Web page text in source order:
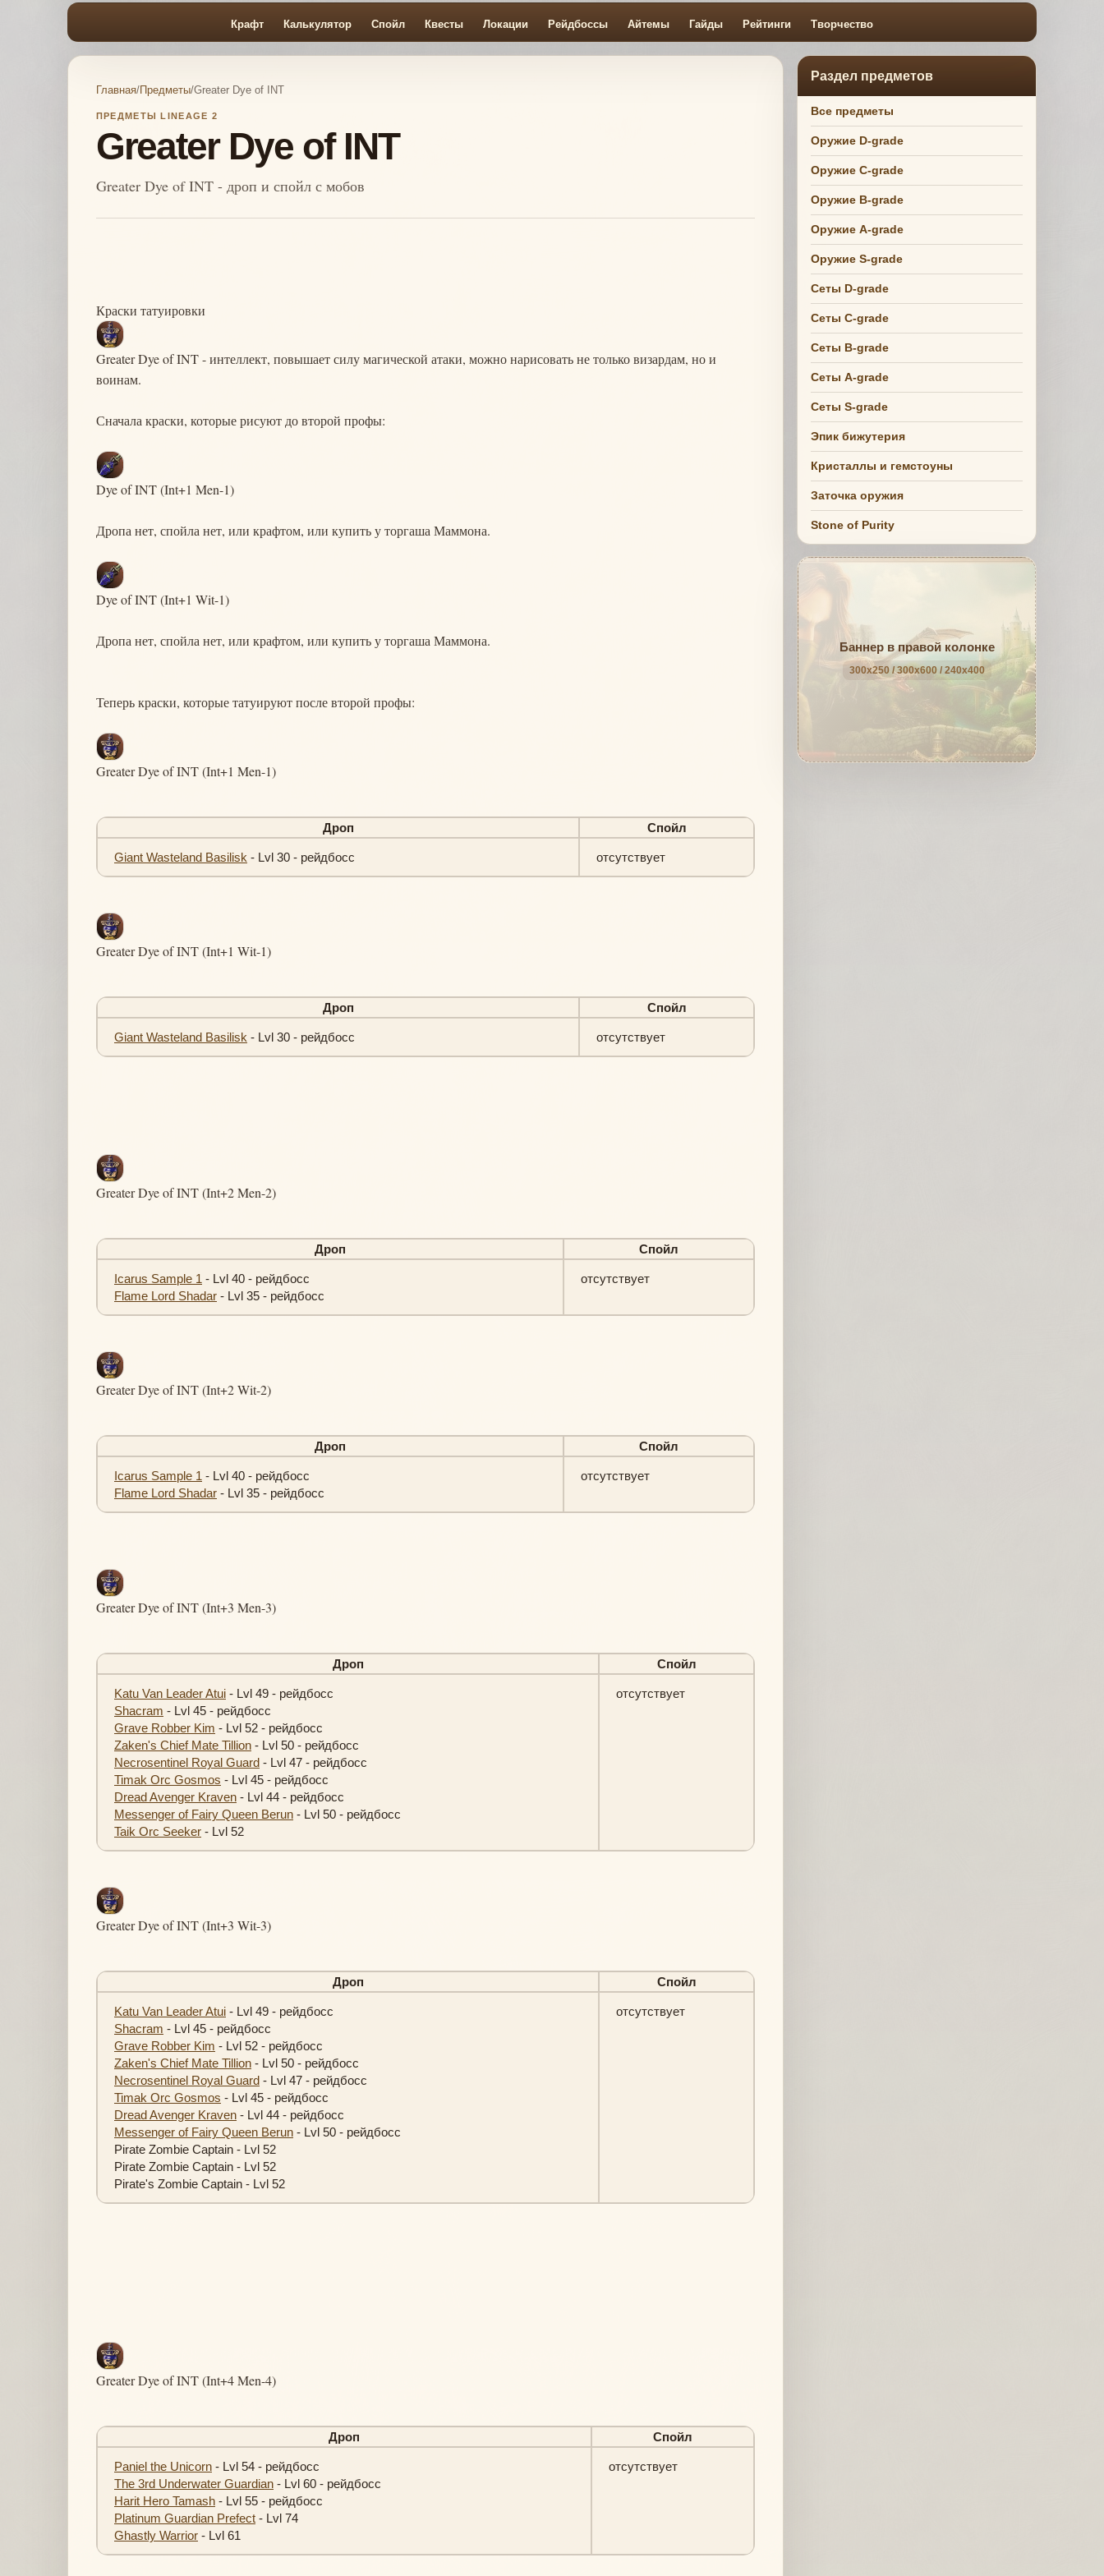
Крафт Калькулятор Спойл Квесты Локации Рейдбоссы Айтемы Гайды Рейтинги Творчество
Главная/Предметы/Greater Dye of INT
ПРЕДМЕТЫ LINEAGE 2
Greater Dye of INT
Greater Dye of INT - дроп и спойл с мобов
Краски татуировки
Greater Dye of INT - интеллект, повышает силу магической атаки, можно нарисовать не только визардам, но и
воинам.
Сначала краски, которые рисуют до второй профы:
Dye of INT (Int+1 Men-1)
Дропа нет, спойла нет, или крафтом, или купить у торгаша Маммона.
Dye of INT (Int+1 Wit-1)
Дропа нет, спойла нет, или крафтом, или купить у торгаша Маммона.
Теперь краски, которые татуируют после второй профы:
Greater Dye of INT (Int+1 Men-1)
Дроп Спойл
Giant Wasteland Basilisk - Lvl 30 - рейдбосс отсутствует
Greater Dye of INT (Int+1 Wit-1)
Дроп Спойл
Giant Wasteland Basilisk - Lvl 30 - рейдбосс отсутствует
Greater Dye of INT (Int+2 Men-2)
Дроп Спойл
Icarus Sample 1 - Lvl 40 - рейдбосс
Flame Lord Shadar - Lvl 35 - рейдбосс
отсутствует
Greater Dye of INT (Int+2 Wit-2)
Дроп Спойл
Icarus Sample 1 - Lvl 40 - рейдбосс
Flame Lord Shadar - Lvl 35 - рейдбосс
отсутствует
Greater Dye of INT (Int+3 Men-3)
Дроп Спойл
Katu Van Leader Atui - Lvl 49 - рейдбосс
Shacram - Lvl 45 - рейдбосс
Grave Robber Kim - Lvl 52 - рейдбосс
Zaken's Chief Mate Tillion - Lvl 50 - рейдбосс
Necrosentinel Royal Guard - Lvl 47 - рейдбосс
Timak Orc Gosmos - Lvl 45 - рейдбосс
Dread Avenger Kraven - Lvl 44 - рейдбосс
Messenger of Fairy Queen Berun - Lvl 50 - рейдбосс
Taik Orc Seeker - Lvl 52
отсутствует
Greater Dye of INT (Int+3 Wit-3)
Дроп Спойл
Katu Van Leader Atui - Lvl 49 - рейдбосс
Shacram - Lvl 45 - рейдбосс
Grave Robber Kim - Lvl 52 - рейдбосс
Zaken's Chief Mate Tillion - Lvl 50 - рейдбосс
Necrosentinel Royal Guard - Lvl 47 - рейдбосс
Timak Orc Gosmos - Lvl 45 - рейдбосс
Dread Avenger Kraven - Lvl 44 - рейдбосс
Messenger of Fairy Queen Berun - Lvl 50 - рейдбосс
Pirate Zombie Captain - Lvl 52
Pirate Zombie Captain - Lvl 52
Pirate's Zombie Captain - Lvl 52
отсутствует
Greater Dye of INT (Int+4 Men-4)
Дроп Спойл
Paniel the Unicorn - Lvl 54 - рейдбосс
The 3rd Underwater Guardian - Lvl 60 - рейдбосс
Harit Hero Tamash - Lvl 55 - рейдбосс
Platinum Guardian Prefect - Lvl 74
Ghastly Warrior - Lvl 61
отсутствует
Раздел предметов
Все предметы
Оружие D-grade
Оружие C-grade
Оружие B-grade
Оружие A-grade
Оружие S-grade
Сеты D-grade
Сеты C-grade
Сеты B-grade
Сеты A-grade
Сеты S-grade
Эпик бижутерия
Кристаллы и гемстоуны
Заточка оружия
Stone of Purity
Баннер в правой колонке
300x250 / 300x600 / 240x400